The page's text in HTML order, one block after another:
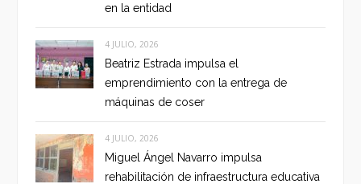
en la entidad
4 JULIO, 2026
Beatriz Estrada impulsa el
emprendimiento con la entrega de
máquinas de coser
4 JULIO, 2026
Miguel Ángel Navarro impulsa
rehabilitación de infraestructura educativa